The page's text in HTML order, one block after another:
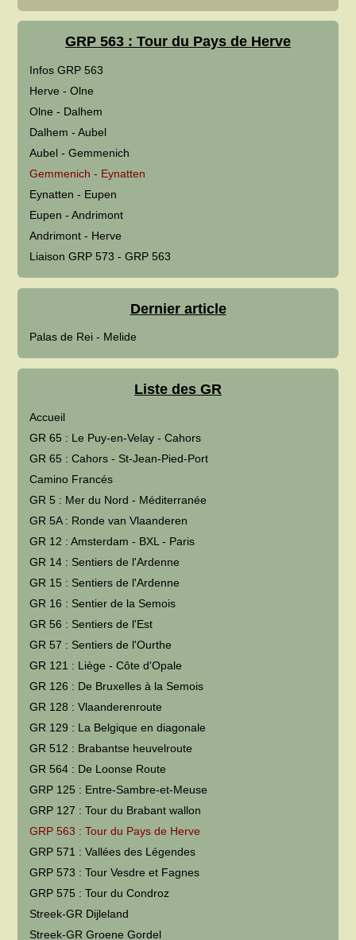
GRP 563 : Tour du Pays de Herve
Infos GRP 563
Herve - Olne
Olne - Dalhem
Dalhem - Aubel
Aubel - Gemmenich
Gemmenich - Eynatten
Eynatten - Eupen
Eupen - Andrimont
Andrimont - Herve
Liaison GRP 573 - GRP 563
Dernier article
Palas de Rei - Melide
Liste des GR
Accueil
GR 65 : Le Puy-en-Velay - Cahors
GR 65 : Cahors - St-Jean-Pied-Port
Camino Francés
GR 5 : Mer du Nord - Méditerranée
GR 5A : Ronde van Vlaanderen
GR 12 : Amsterdam - BXL - Paris
GR 14 : Sentiers de l'Ardenne
GR 15 : Sentiers de l'Ardenne
GR 16 : Sentier de la Semois
GR 56 : Sentiers de l'Est
GR 57 : Sentiers de l'Ourthe
GR 121 : Liège - Côte d'Opale
GR 126 : De Bruxelles à la Semois
GR 128 : Vlaanderenroute
GR 129 : La Belgique en diagonale
GR 512 : Brabantse heuvelroute
GR 564 : De Loonse Route
GRP 125 : Entre-Sambre-et-Meuse
GRP 127 : Tour du Brabant wallon
GRP 563 : Tour du Pays de Herve
GRP 571 : Vallées des Légendes
GRP 573 : Tour Vesdre et Fagnes
GRP 575 : Tour du Condroz
Streek-GR Dijleland
Streek-GR Groene Gordel